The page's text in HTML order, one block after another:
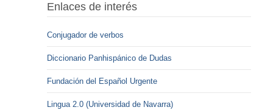
Enlaces de interés
Conjugador de verbos
Diccionario Panhispánico de Dudas
Fundación del Español Urgente
Lingua 2.0 (Universidad de Navarra)